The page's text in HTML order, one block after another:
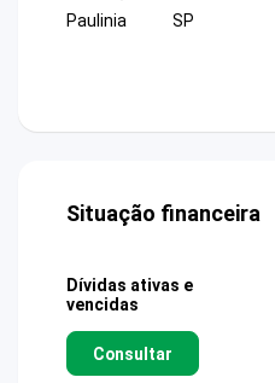
Paulinia
SP
Situação financeira
Dívidas ativas e
vencidas
Consultar